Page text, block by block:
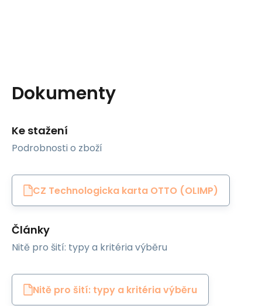
Dokumenty
Ke stažení
Podrobnosti o zboží
CZ Technologicka karta OTTO (OLIMP)
Články
Nitě pro šití: typy a kritéria výběru
Nitě pro šití: typy a kritéria výběru